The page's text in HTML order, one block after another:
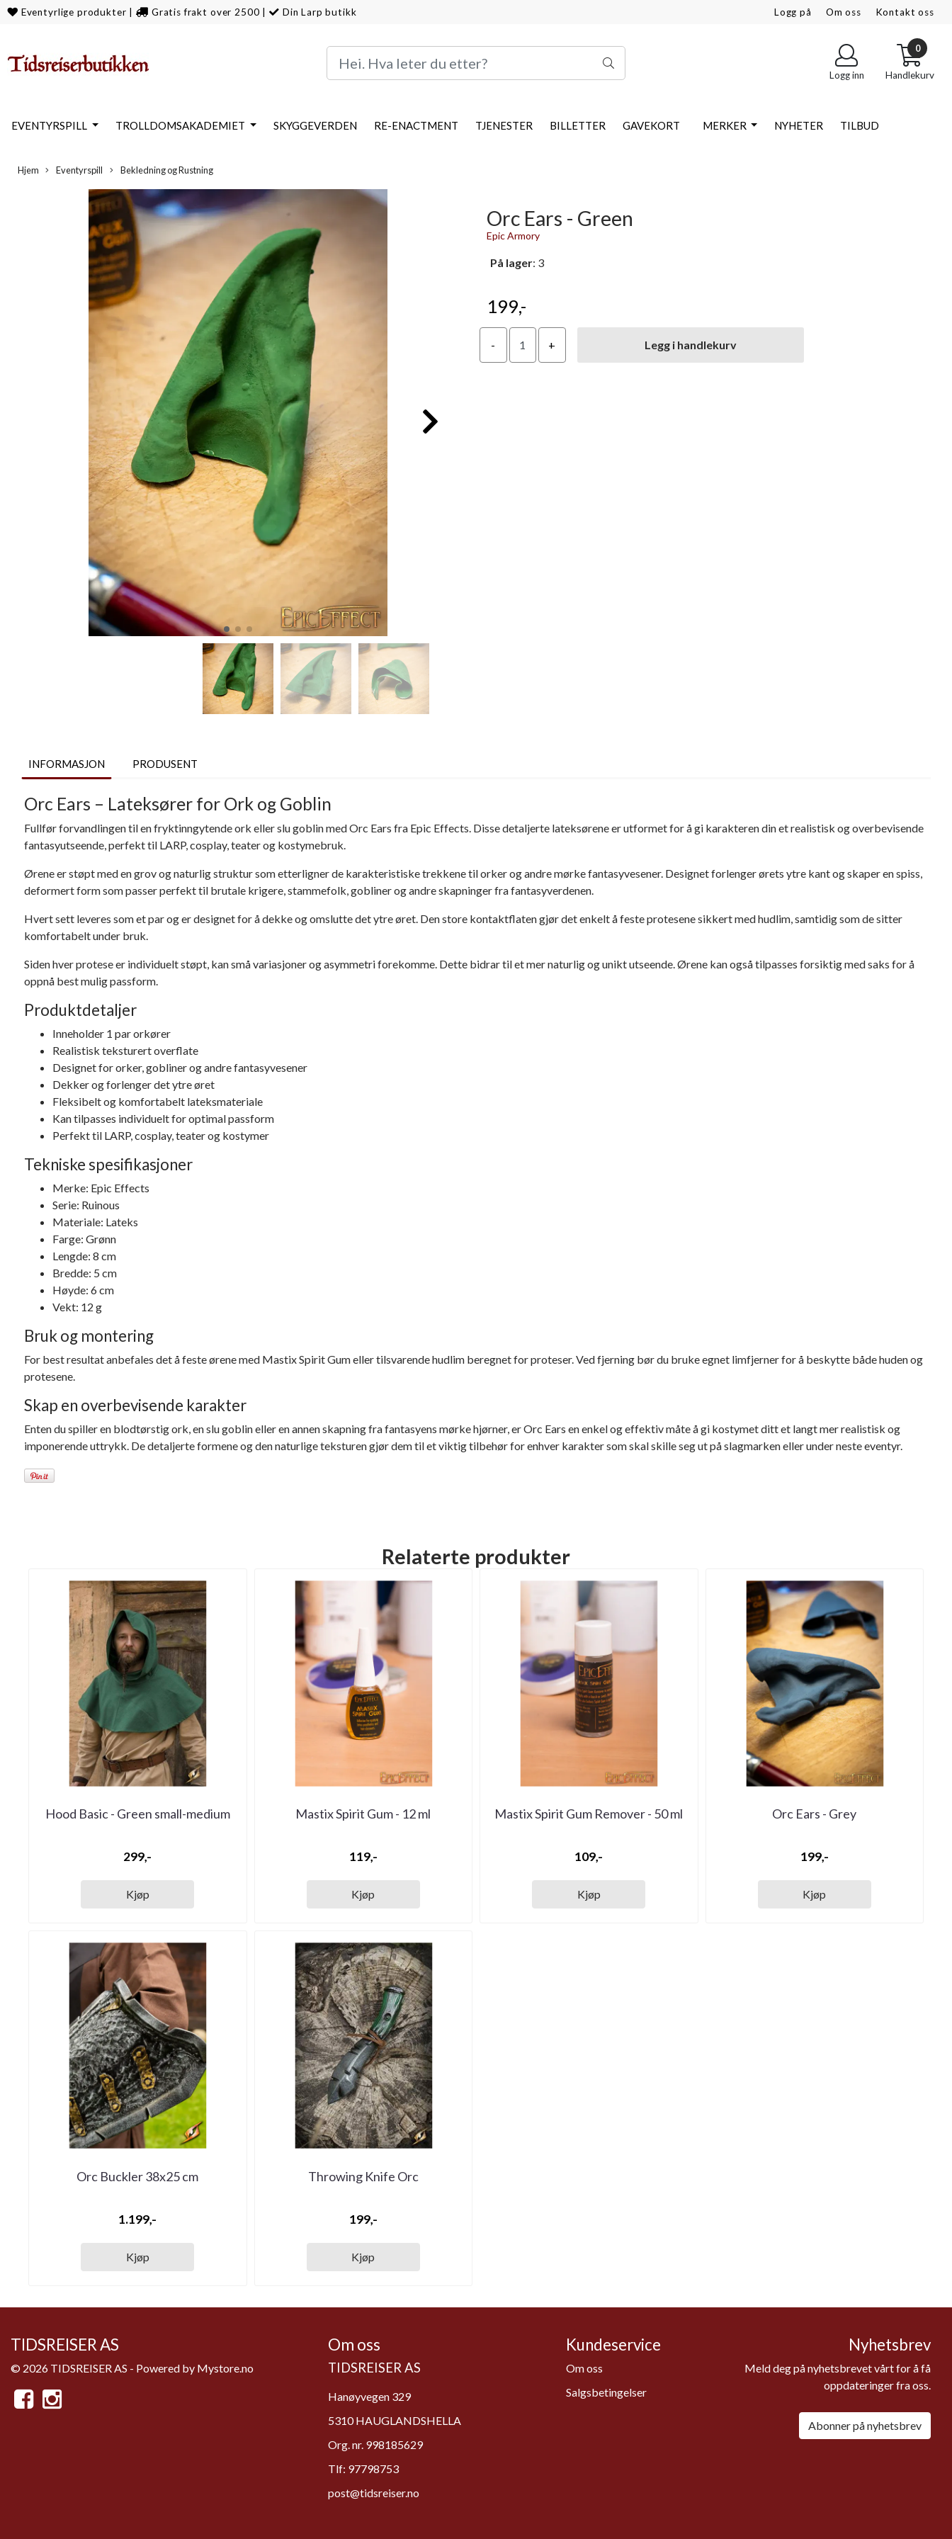
Eventyrlige produkter | Gratis frakt over 2500 | Din Larp butikk Logg på Om oss Kontakt oss
Logg inn
0
Handlekurv
EVENTYRSPILL TROLLDOMSAKADEMIET SKYGGEVERDEN RE-ENACTMENT TJENESTER BILLETTER GAVEKORT MERKER NYHETER TILBUD
Hjem Eventyrspill Bekledning og Rustning
Orc Ears - Green
Epic Armory
På lager: 3
199,-
Legg i handlekurv
INFORMASJON PRODUSENT
Orc Ears – Lateksører for Ork og Goblin
Fullfør forvandlingen til en fryktinngytende ork eller slu goblin med Orc Ears fra Epic Effects. Disse detaljerte lateksørene er utformet for å gi karakteren din et realistisk og overbevisende
fantasyutseende, perfekt til LARP, cosplay, teater og kostymebruk.
Ørene er støpt med en grov og naturlig struktur som etterligner de karakteristiske trekkene til orker og andre mørke fantasyvesener. Designet forlenger ørets ytre kant og skaper en spiss,
deformert form som passer perfekt til brutale krigere, stammefolk, gobliner og andre skapninger fra fantasyverdenen.
Hvert sett leveres som et par og er designet for å dekke og omslutte det ytre øret. Den store kontaktflaten gjør det enkelt å feste protesene sikkert med hudlim, samtidig som de sitter
komfortabelt under bruk.
Siden hver protese er individuelt støpt, kan små variasjoner og asymmetri forekomme. Dette bidrar til et mer naturlig og unikt utseende. Ørene kan også tilpasses forsiktig med saks for å
oppnå best mulig passform.
Produktdetaljer
Inneholder 1 par orkører
Realistisk teksturert overflate
Designet for orker, gobliner og andre fantasyvesener
Dekker og forlenger det ytre øret
Fleksibelt og komfortabelt lateksmateriale
Kan tilpasses individuelt for optimal passform
Perfekt til LARP, cosplay, teater og kostymer
Tekniske spesifikasjoner
Merke: Epic Effects
Serie: Ruinous
Materiale: Lateks
Farge: Grønn
Lengde: 8 cm
Bredde: 5 cm
Høyde: 6 cm
Vekt: 12 g
Bruk og montering
For best resultat anbefales det å feste ørene med Mastix Spirit Gum eller tilsvarende hudlim beregnet for proteser. Ved fjerning bør du bruke egnet limfjerner for å beskytte både huden og
protesene.
Skap en overbevisende karakter
Enten du spiller en blodtørstig ork, en slu goblin eller en annen skapning fra fantasyens mørke hjørner, er Orc Ears en enkel og effektiv måte å gi kostymet ditt et langt mer realistisk og
imponerende uttrykk. De detaljerte formene og den naturlige teksturen gjør dem til et viktig tilbehør for enhver karakter som skal skille seg ut på slagmarken eller under neste eventyr.
Relaterte produkter
Hood Basic - Green small-medium
299,-
Kjøp
Mastix Spirit Gum - 12 ml
119,-
Kjøp
Mastix Spirit Gum Remover - 50 ml
109,-
Kjøp
Orc Ears - Grey
199,-
Kjøp
Orc Buckler 38x25 cm
1.199,-
Kjøp
Throwing Knife Orc
199,-
Kjøp
TIDSREISER AS
© 2026 TIDSREISER AS - Powered by Mystore.no
Om oss
TIDSREISER AS
Hanøyvegen 329
5310 HAUGLANDSHELLA
Org. nr. 998185629
Tlf: 97798753
post@tidsreiser.no
Kundeservice
Om oss
Salgsbetingelser
Nyhetsbrev
Meld deg på nyhetsbrevet vårt for å få
oppdateringer fra oss.
Abonner på nyhetsbrev